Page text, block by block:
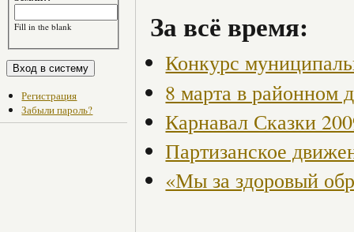
Fill in the blank
Регистрация
Забыли пароль?
За всё время:
Конкурс
8 марта в районном
Карнавал Сказки
Партизанское
«Мы за здоровый